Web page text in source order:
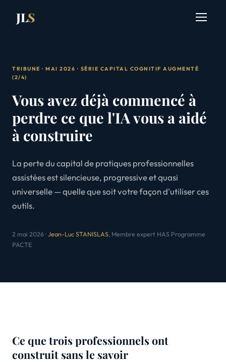
JLS
TRIBUNE · MAI 2026 · SÉRIE CAPITAL COGNITIF AUGMENTÉ
(2/4)
Vous avez déjà commencé à
perdre ce que l'IA vous a aidé
à construire
La perte du capital de pratiques professionnelles
assistées est silencieuse, progressive et quasi
universelle — quelle que soit votre façon d'utiliser ces
outils.
2 mai 2026 · Jean-Luc STANISLAS, Membre expert HAS Programme
PACTE
Ce que trois professionnels ont
construit sans le savoir